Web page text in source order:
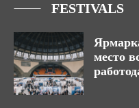
FESTIVALS
место